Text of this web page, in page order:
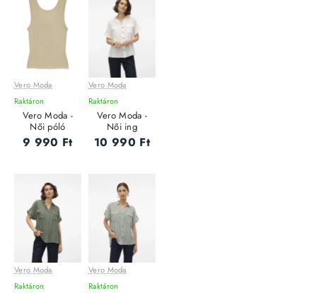
Vero Moda
Raktáron
Vero Moda -
Női póló
9 990 Ft
Vero Moda
Raktáron
Vero Moda -
Női ing
10 990 Ft
Vero Moda
Raktáron
Vero Moda
Raktáron